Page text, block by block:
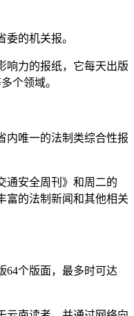
委的机关报。
响力的报纸，它每天出版
个领域。
内唯一的法制类综合性报
通安全周刊》和周二的
富的法制新闻和其他相关
64个版面，最多时可达